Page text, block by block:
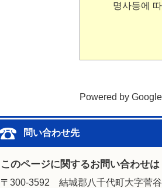
명사등에
Powered by Google
問い合わせ先
このページに関するお問い合わせは
〒300-3592 結城郡八千代町大字菅